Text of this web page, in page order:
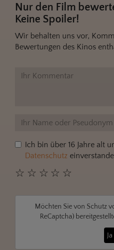
Nur den Film
Keine Spoiler!
Wir behalten uns vor,
Bewertungen des Kinos
Ich bin über 16 Jahre alt
Datenschutz
☆
☆
☆
☆
☆
Möchten Sie von Schutz
ReCaptcha)
Ja